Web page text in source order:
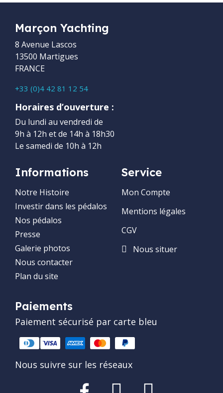
Marçon Yachting
8 Avenue Lascos
13500 Martigues
FRANCE
+33 (0)4 42 81 12 54
Horaires d’ouverture :
Du lundi au vendredi de
9h à 12h et de 14h à 18h30
Le samedi de 10h à 12h
Informations
Notre Histoire
Investir dans les pédalos
Nos pédalos
Presse
Galerie photos
Nous contacter
Plan du site
Service
Mon Compte
Mentions légales
CGV
Nous situer
Paiements
Paiement sécurisé par carte bleu
Nous suivre sur les réseaux